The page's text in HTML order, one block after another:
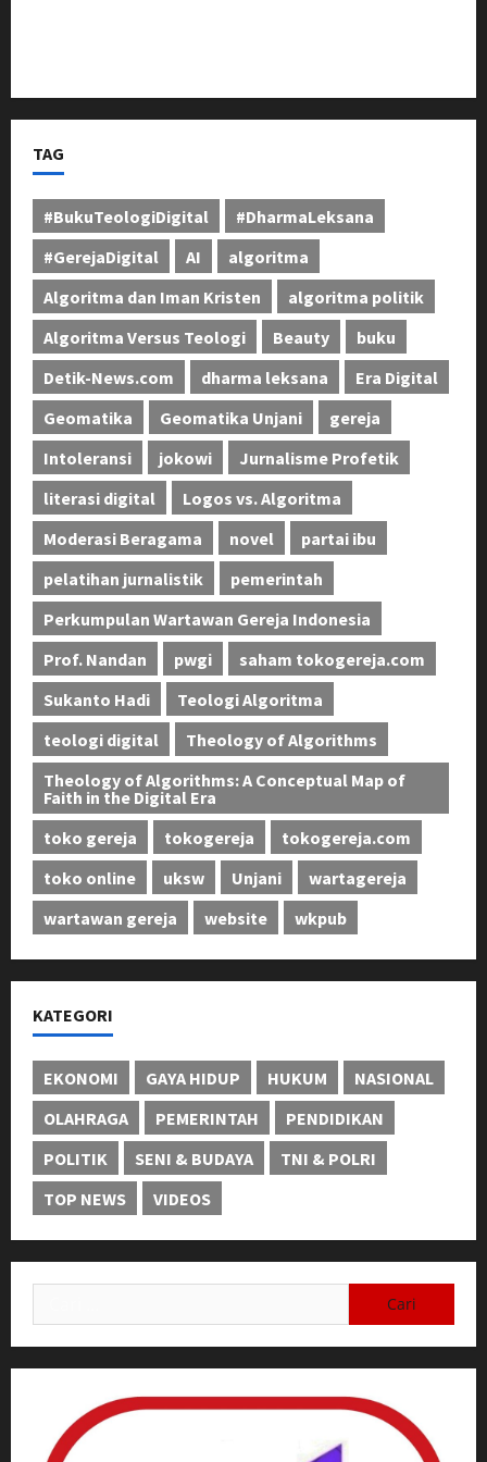
TAG
#BukuTeologiDigital
#DharmaLeksana
#GerejaDigital
AI
algoritma
Algoritma dan Iman Kristen
algoritma politik
Algoritma Versus Teologi
Beauty
buku
Detik-News.com
dharma leksana
Era Digital
Geomatika
Geomatika Unjani
gereja
Intoleransi
jokowi
Jurnalisme Profetik
literasi digital
Logos vs. Algoritma
Moderasi Beragama
novel
partai ibu
pelatihan jurnalistik
pemerintah
Perkumpulan Wartawan Gereja Indonesia
Prof. Nandan
pwgi
saham tokogereja.com
Sukanto Hadi
Teologi Algoritma
teologi digital
Theology of Algorithms
Theology of Algorithms: A Conceptual Map of
Faith in the Digital Era
toko gereja
tokogereja
tokogereja.com
toko online
uksw Unjani
wartagereja
wartawan gereja
website wkpub
KATEGORI
EKONOMI GAYA HIDUP HUKUM
NASIONAL
OLAHRAGA
PEMERINTAH
PENDIDIKAN
POLITIK
SENI & BUDAYA
TNI & POLRI
TOP NEWS
VIDEOS
untuk: